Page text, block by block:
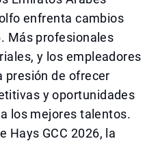
enfrenta cambios
Más profesionales
y los empleadores
presión de ofrecer
y oportunidades
los mejores talentos.
Hays GCC 2026, la